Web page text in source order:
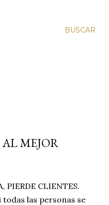
BUSCAR
MEJOR
PIERDE CLIENTES.
todas las personas se